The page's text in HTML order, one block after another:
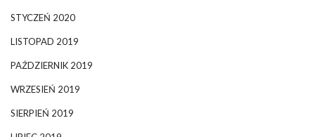
STYCZEŃ 2020
LISTOPAD 2019
PAŹDZIERNIK 2019
WRZESIEŃ 2019
SIERPIEŃ 2019